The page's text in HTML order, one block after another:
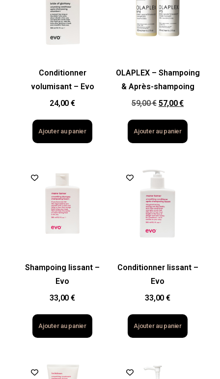
Conditionner
volumisant – Evo
24,00 €
Ajouter au panier
OLAPLEX – Shampoing
& Après-shampoing
59,00€ 57,00€
Ajouter au panier
Shampoing lissant –
Evo
33,00 €
Ajouter au panier
Conditionner lissant –
Evo
33,00 €
Ajouter au panier